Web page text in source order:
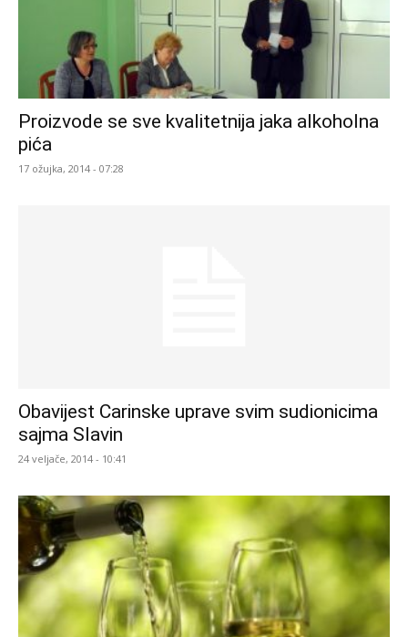
Proizvode se sve kvalitetnija jaka alkoholna
pića
17 ožujka, 2014 - 07:28
Obavijest Carinske uprave svim sudionicima
sajma Slavin
24 veljače, 2014 - 10:41